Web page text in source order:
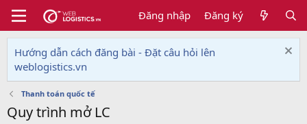
Đăng nhập Đăng ký
Hướng dẫn cách đăng bài - Đặt câu hỏi lên
weblogistics.vn
Thanh toán quốc tế
Quy trình mở LC